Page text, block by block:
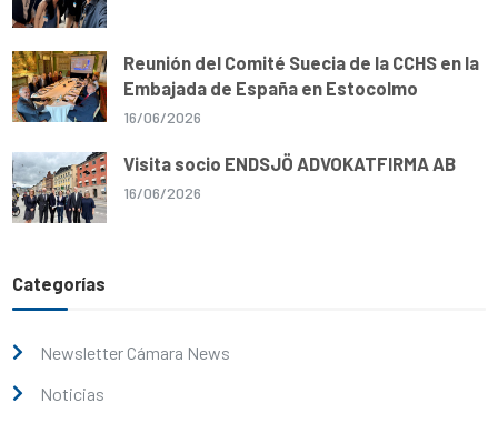
Reunión del Comité Suecia de la CCHS en la
Embajada de España en Estocolmo
16/06/2026
Visita socio ENDSJÖ ADVOKATFIRMA AB
16/06/2026
Categorías
Newsletter Cámara News
Noticias